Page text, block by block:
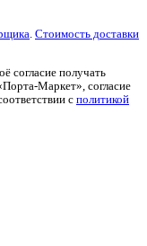
Стоимость доставки
согласие получать
Маркет», согласие
с политикой